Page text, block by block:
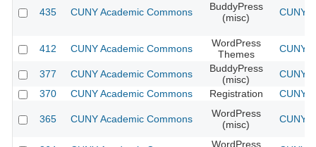
435 CUNY Academic Commons
BuddyPress
(misc)
CUNY
412 CUNY Academic Commons
WordPress
Themes
CUNY
377 CUNY Academic Commons
BuddyPress
(misc)
CUNY
370
CUNY Academic Commons Registration CUNY
365 CUNY Academic Commons
WordPress
(misc)
CUNY
WordPress